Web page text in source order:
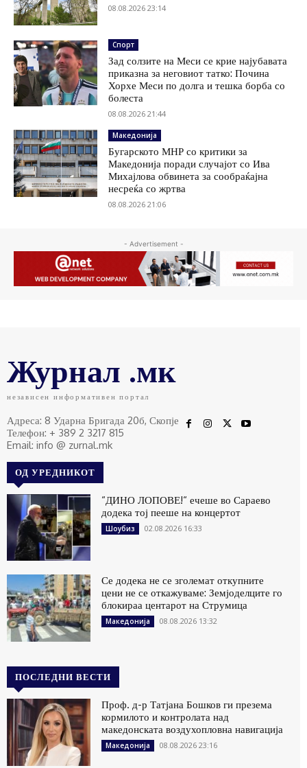
08.08.2026 23:14
Спорт
Зад солзите на Меси се крие најубавата
приказна за неговиот татко: Почина
Хорхе Меси по долга и тешка борба со
болеста
08.08.2026 21:44
Македонија
Бугарското МНР со критики за
Македонија поради случајот со Ива
Михајлова обвинета за сообраќајна
несреќа со жртва
08.08.2026 21:06
- Advertisement -
Журнал .мк
независен информативен портал
Адреса: 8 Ударна Бригада 20б, Скопје
Телефон: + 389 2 3217 815
Email: info @ zurnal.mk
ОД УРЕДНИКОТ
“ДИНО ЛОПОВЕ!“ ечеше во Сараево
додека тој пееше на концертот
Шоубиз 02.08.2026 16:33
Се додека не се зголемат откупните
цени не се откажуваме: Земјоделците го
блокираа центарот на Струмица
Македонија 08.08.2026 13:32
ПОСЛЕДНИ ВЕСТИ
Проф. д-р Татјана Бошков ги презема
кормилото и контролата над
македонската воздухопловна навигација
Македонија 08.08.2026 23:16